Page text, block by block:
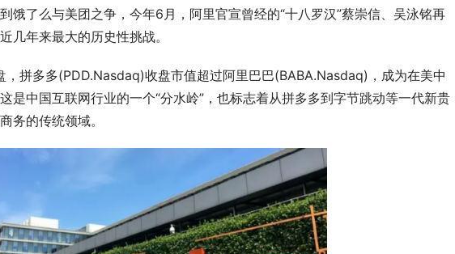
饿了么与美团之争，今年6月，阿里官宣曾经的“十八罗汉”蔡崇信、吴泳铭再
几年来最大的历史性挑战。
拼多多(PDD.Nasdaq)收盘市值超过阿里巴巴(BABA.Nasdaq)，成为在美中
是中国互联网行业的一个“分水岭”，也标志着从拼多多到字节跳动等一代新贵
务的传统领域。